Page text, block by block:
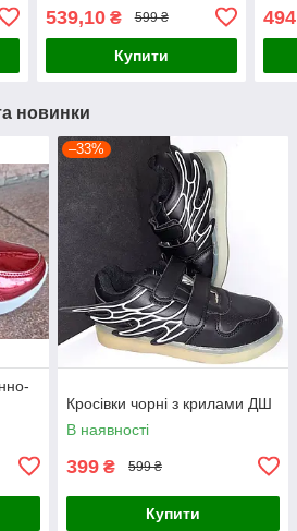
539,10₴ 599 ₴
Купити
новинки
–33%
Кросівки чорні з крилами ДШ
В наявності
399 ₴ 599 ₴
Купити